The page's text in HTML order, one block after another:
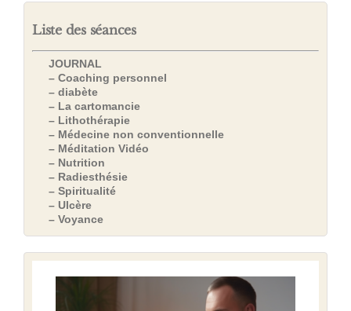
Liste des séances
JOURNAL
– Coaching personnel
– diabète
– La cartomancie
– Lithothérapie
– Médecine non conventionnelle
– Méditation Vidéo
– Nutrition
– Radiesthésie
– Spiritualité
– Ulcère
– Voyance